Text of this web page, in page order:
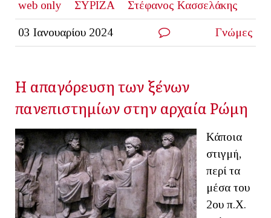
web only
ΣΥΡΙΖΑ Στέφανος Κασσελάκης
03 Ιανουαρίου 2024 Γνώμες
Η απαγόρευση των ξένων
πανεπιστημίων στην αρχαία Ρώμη
Κάποια
στιγμή,
περί τα
μέσα του
2ου π.Χ.